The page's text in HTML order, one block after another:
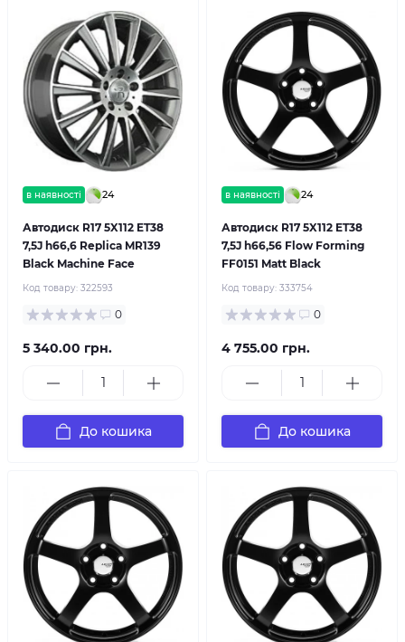
в наявності 24
Автодиск R17 5X112 ET38
7,5J h66,6 Replica MR139
Black Machine Face
Код товару: 322593
0
5 340.00 грн.
До кошика
в наявності 24
Автодиск R17 5X112 ET38
7,5J h66,56 Flow Forming
FF0151 Matt Black
Код товару: 333754
0
4 755.00 грн.
До кошика